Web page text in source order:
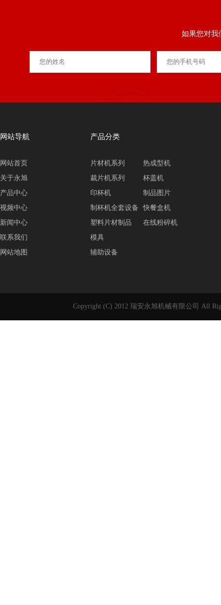
如果您对我
网站导航
网站首页
关于永旭
产品中心
视频中心
新闻中心
联系我们
网站地图
产品分类
片材机系列
热成型机
裁片机系列
杯盖机
印杯机
制品图片
制杯机全套设备
快餐盒机
塑料片材制品
在线粉碎机
模具
辅助设备
Copyright (C) 2012 瑞安永旭机械有限公司 All